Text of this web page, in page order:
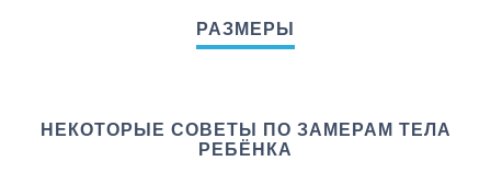
НЕКОТОРЫЕ СОВЕТЫ ПО ЗАМЕРАМ ТЕЛА
РЕБЁНКА